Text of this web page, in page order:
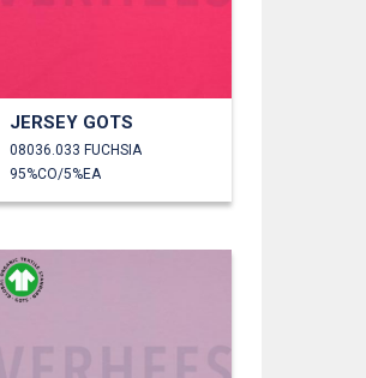
JERSEY GOTS
08036.033 FUCHSIA
95%CO/5%EA